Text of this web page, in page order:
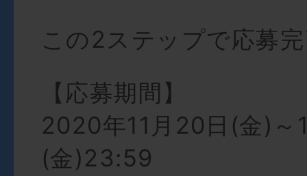
この2ステップで応募
【応募期間】
2020年11月20日(金)～
(金)23:59